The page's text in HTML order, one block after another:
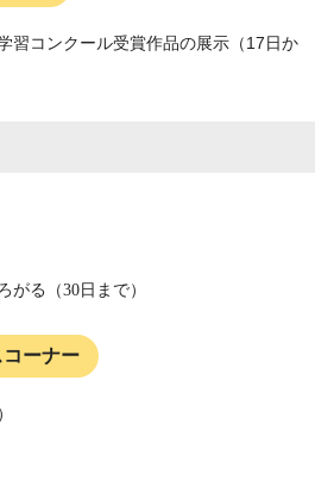
習コンクール受賞作品の展示（17日か
がる（30日まで）
ーナー